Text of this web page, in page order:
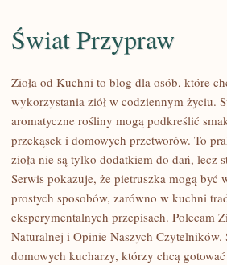
ŚWIAT
PRZYPRAW
Świat Przypraw
Zioła od Kuchni to blog dla osób, które
wykorzystania ziół w codziennym życiu.
aromatyczne rośliny mogą podkreślić
przekąsek i domowych przetworów. To
zioła nie są tylko dodatkiem do dań, lecz
Serwis pokazuje, że pietruszka mogą być
prostych sposobów, zarówno w kuchni
eksperymentalnych przepisach. Polecam
Naturalnej i Opinie Naszych Czytelników.
domowych kucharzy, którzy chcą